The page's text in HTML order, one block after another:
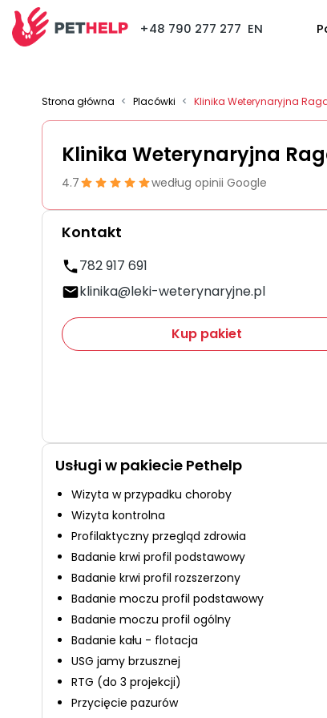
+48 790 277 277 EN
Strona główna < Placówki < Klinika Weterynaryjna
Klinika Weterynaryjna
4.7 według opinii Google
Kontakt
782 917 691
klinika@leki-weterynaryjne.pl
Kup pakiet
Usługi w pakiecie Pethelp
Wizyta w przypadku choroby
Wizyta kontrolna
Profilaktyczny przegląd zdrowia
Badanie krwi profil podstawowy
Badanie krwi profil rozszerzony
Badanie moczu profil podstawowy
Badanie moczu profil ogólny
Badanie kału - flotacja
USG jamy brzusznej
RTG (do 3 projekcji)
Przycięcie pazurów